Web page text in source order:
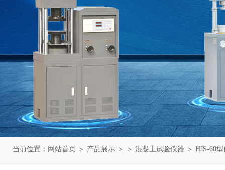
当前位置： 网站首页 ＞ 产品展示 ＞ ＞ 混凝土试验仪器 ＞ HJS-60